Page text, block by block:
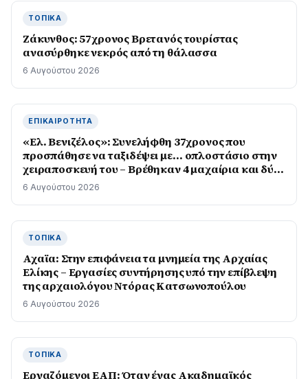
ΤΟΠΙΚΆ
Ζάκυνθος: 57χρονος Βρετανός τουρίστας
ανασύρθηκε νεκρός από τη θάλασσα
6 Αυγούστου 2026
ΕΠΙΚΑΙΡΌΤΗΤΑ
«Ελ. Βενιζέλος»: Συνελήφθη 37χρονος που
προσπάθησε να ταξιδέψει με… οπλοστάσιο στην
χειραποσκευή του – Βρέθηκαν 4 μαχαίρια και δύο
ψαλίδια κλαδέματος
6 Αυγούστου 2026
ΤΟΠΙΚΆ
Αχαϊα: Στην επιφάνεια τα μνημεία της Αρχαίας
Ελίκης – Εργασίες συντήρησης υπό την επίβλεψη
της αρχαιολόγου Ντόρας Κατσωνοπούλου
6 Αυγούστου 2026
ΤΟΠΙΚΆ
Εργαζόμενοι ΕΑΠ: Όταν ένας Ακαδημαϊκός